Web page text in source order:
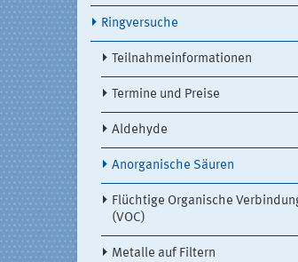
Ringversuche
Teilnahmeinformationen
Termine und Preise
Aldehyde
Anorganische Säuren
Flüchtige Organische
(VOC)
Metalle auf Filtern